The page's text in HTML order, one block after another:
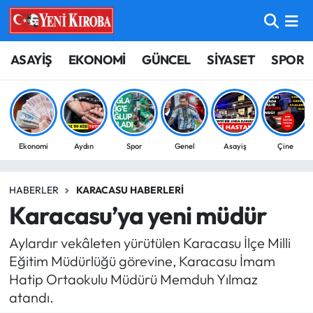
ASAYİŞ EKONOMİ GÜNCEL SİYASET SPOR
Ekonomi Aydın Spor Genel Asayiş Çine
HABERLER KARACASU HABERLERI
Karacasu’ya yeni müdür
Aylardır vekâleten yürütülen Karacasu İlçe Milli
Eğitim Müdürlüğü görevine, Karacasu İmam
Hatip Ortaokulu Müdürü Memduh Yılmaz
atandı.
ASAYİŞ
BİLİM-TEKNOLOJİ
ÇEVRE
EĞİTİM
GÜNCEL
GÜNDEM
Aydın Nöbetçi Eczaneler
Aydın Hava Durumu
Aydin Namaz Vakitleri
Süper Lig Puan Durumu ve Fikstür
Son Dakika Haberleri
Haber Arşivi